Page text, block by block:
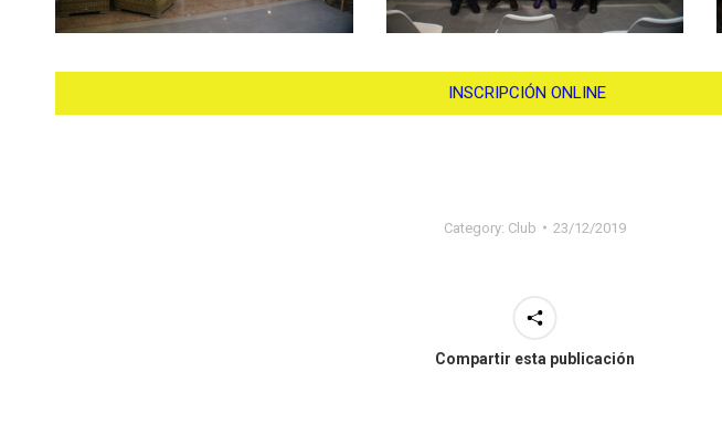
INSCRIPCIÓN ONLINE
Category: Club 23/12/2019
Compartir esta publicación